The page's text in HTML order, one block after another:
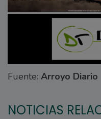
Fuente: Arroyo Diario
NOTICIAS